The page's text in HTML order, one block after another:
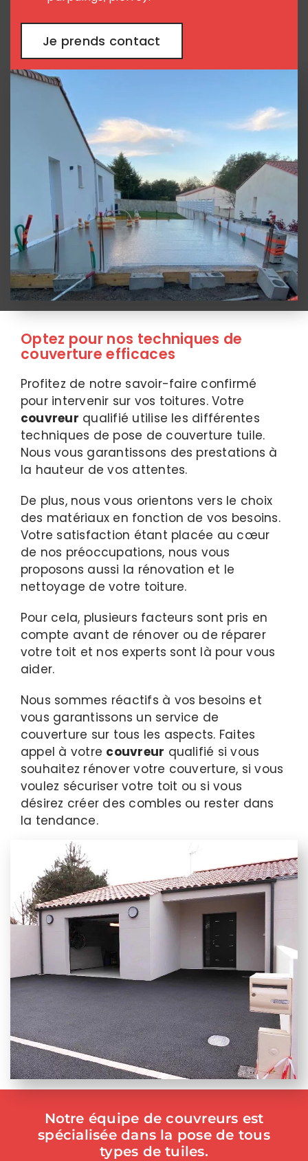
Je prends contact
Optez pour nos techniques de
couverture efficaces
Profitez de notre savoir-faire confirmé
pour intervenir sur vos toitures. Votre
couvreur qualifié utilise les différentes
techniques de pose de couverture tuile.
Nous vous garantissons des prestations à
la hauteur de vos attentes.
De plus, nous vous orientons vers le choix
des matériaux en fonction de vos besoins.
Votre satisfaction étant placée au cœur
de nos préoccupations, nous vous
proposons aussi la rénovation et le
nettoyage de votre toiture.
Pour cela, plusieurs facteurs sont pris en
compte avant de rénover ou de réparer
votre toit et nos experts sont là pour vous
aider.
Nous sommes réactifs à vos besoins et
vous garantissons un service de
couverture sur tous les aspects. Faites
appel à votre couvreur qualifié si vous
souhaitez rénover votre couverture, si vous
voulez sécuriser votre toit ou si vous
désirez créer des combles ou rester dans
la tendance.
Notre équipe de couvreurs est
spécialisée dans la pose de tous
types de tuiles.